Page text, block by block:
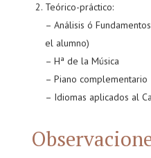
Teórico-práctico:
– Análisis ó
el alumno)
– Hª de la Música
– Piano complementario
– Idiomas aplicados al